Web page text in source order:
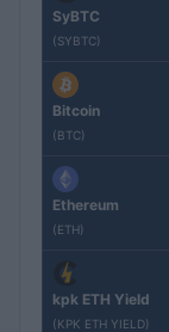
SyBTC
(SYBTC)
Bitcoin
(BTC)
Ethereum
(ETH)
kpk ETH Yield
(KPK ETH YIELD)